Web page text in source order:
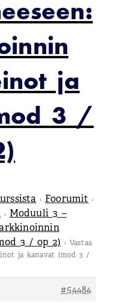
ja
3 /
› Foorumit ›
› Moduuli 3 –
3 / op 2) › Vastaa
ja kanavat (mod 3 /
#54484